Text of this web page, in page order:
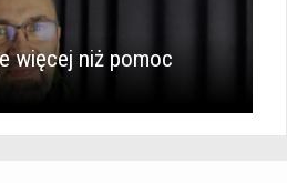
więcej niż pomoc